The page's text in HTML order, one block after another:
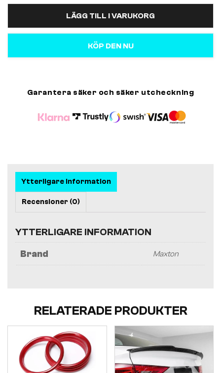
LÄGG TILL I VARUKORG
KÖP DEN NU
Garantera säker och säker utcheckning
Ytterligare information
Recensioner (0)
YTTERLIGARE INFORMATION
Brand Maxton
RELATERADE PRODUKTER